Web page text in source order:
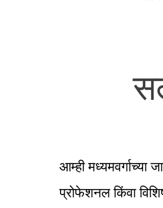
आम्ही मध्यमवर्गाच्या
प्रोफेशनल किंवा